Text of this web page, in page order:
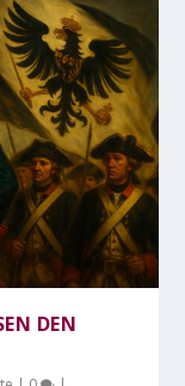
DEN E